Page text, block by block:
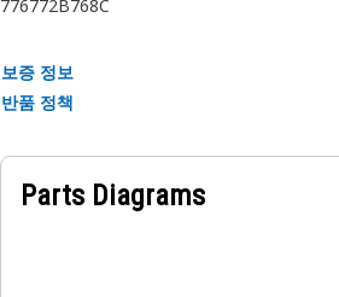
776772B768C
보증 정보
반품 정책
Parts Diagrams